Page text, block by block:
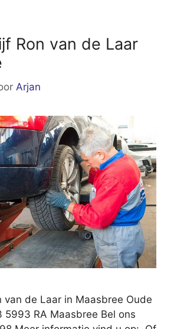
Ron van de Laar
Arjan
van de Laar in Maasbree Oude
5993 RA Maasbree Bel ons